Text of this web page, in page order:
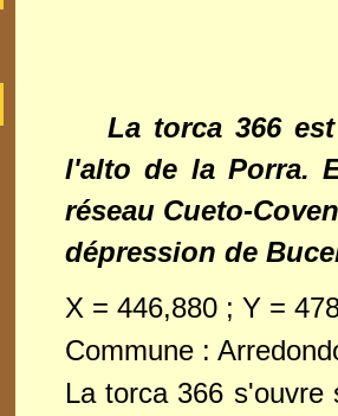
La torca 366
l'alto de la Porra.
réseau Cueto-
dépression de
X = 446,880 ; Y =
Commune :
La torca 366 s'ouvre